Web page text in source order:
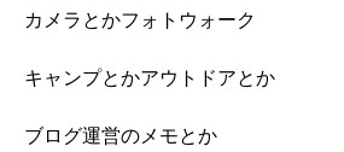
カメラとかフォトウォーク
キャンプとかアウトドアとか
ブログ運営のメモとか